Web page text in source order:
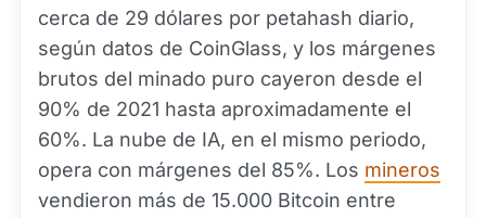
cerca de 29 dólares por petahash diario,
según datos de CoinGlass, y los márgenes
brutos del minado puro cayeron desde el
90% de 2021 hasta aproximadamente el
60%. La nube de IA, en el mismo periodo,
opera con márgenes del 85%. Los mineros
vendieron más de 15.000 Bitcoin entre